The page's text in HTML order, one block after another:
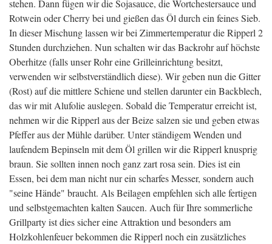
stehen. Dann fügen wir die Sojasauce, die Wortchestersauce und
Rotwein oder Cherry bei und gießen das Öl durch ein feines Sieb.
In dieser Mischung lassen wir bei Zimmertemperatur die Ripperl 2
Stunden durchziehen. Nun schalten wir das Backrohr auf höchste
Oberhitze (falls unser Rohr eine Grilleinrichtung besitzt,
verwenden wir selbstverständlich diese). Wir geben nun die Gitter
(Rost) auf die mittlere Schiene und stellen darunter ein Backblech,
das wir mit Alufolie auslegen. Sobald die Temperatur erreicht ist,
nehmen wir die Ripperl aus der Beize salzen sie und geben etwas
Pfeffer aus der Mühle darüber. Unter ständigem Wenden und
laufendem Bepinseln mit dem Öl grillen wir die Ripperl knusprig
braun. Sie sollten innen noch ganz zart rosa sein. Dies ist ein
Essen, bei dem man nicht nur ein scharfes Messer, sondern auch
"seine Hände" braucht. Als Beilagen empfehlen sich alle fertigen
und selbstgemachten kalten Saucen. Auch für Ihre sommerliche
Grillparty ist dies sicher eine Attraktion und besonders am
Holzkohlenfeuer bekommen die Ripperl noch ein zusätzliches